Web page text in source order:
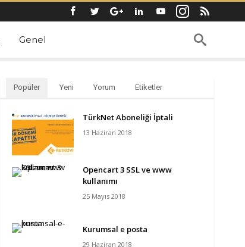
Genel
Popüler Yeni Yorum Etiketler
TürkNet Aboneliği İptali
13 Haziran 2018
Opencart 3 SSL ve www
kullanımı
25 Mayıs 2018
Kurumsal e posta
29 Haziran 2018